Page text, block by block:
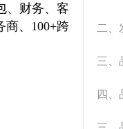
、财务、客
商、100+跨
二、
三、
四、